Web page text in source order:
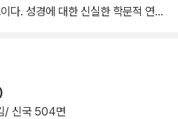
다. 성경에 대한 신실한 학문적 연구
드 클라우니, 마이클 윌코크, 브루스
경험을 두루 갖춘 저자를 엄선하여
/ 신국 504면